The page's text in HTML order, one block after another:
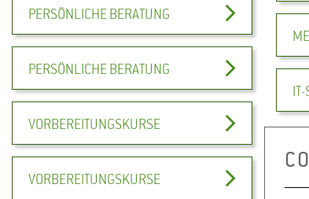
PERSÖNLICHE BERATUNG
PERSÖNLICHE BERATUNG
VORBEREITUNGSKURSE
VORBEREITUNGSKURSE
IT-